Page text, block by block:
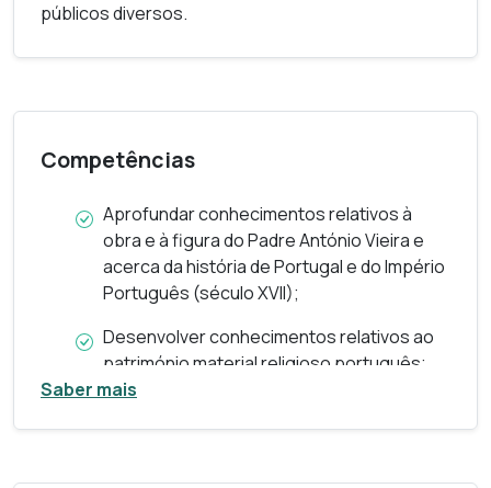
públicos diversos.
Competências
Aprofundar conhecimentos relativos à
obra e à figura do Padre António Vieira e
acerca da história de Portugal e do Império
Português (século XVII);
Desenvolver conhecimentos relativos ao
património material religioso português;
e imaterial que potencie a criação de
Saber mais